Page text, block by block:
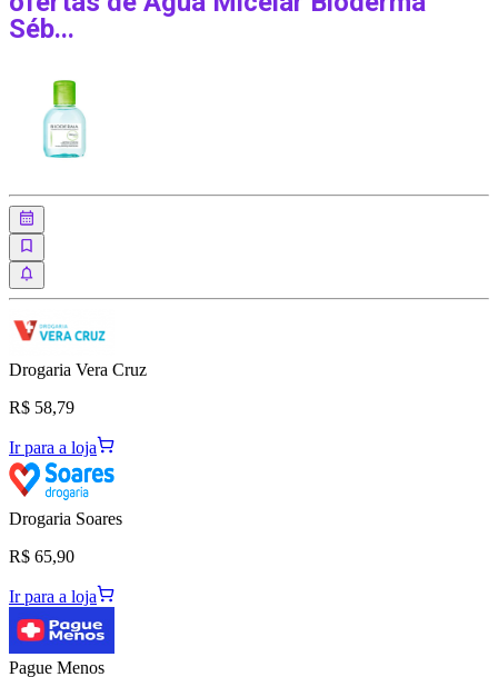
Séb...
Drogaria Vera Cruz
R$ 58,79
Ir para a loja
Drogaria Soares
R$ 65,90
Ir para a loja
Pague Menos